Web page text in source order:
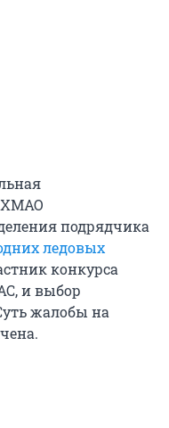
ХМАО
подрядчика
ледовых
конкурса
и выбор
жалобы на